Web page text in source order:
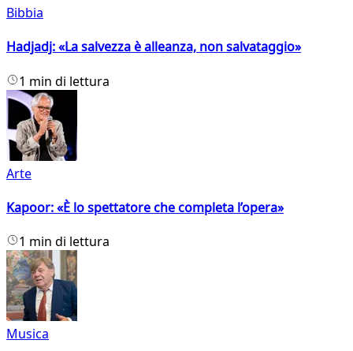
Bibbia
Hadjadj: «La salvezza è alleanza, non salvataggio»
1 min di lettura
Arte
Kapoor: «È lo spettatore che completa l’opera»
1 min di lettura
Musica